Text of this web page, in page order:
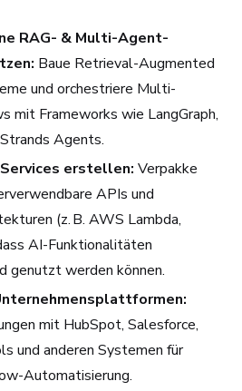
RAG- & Multi-Agent-
Baue Retrieval-Augmented
und orchestriere Multi-
mit Frameworks wie LangGraph,
Agents.
erstellen: Verpakke
APIs und
(z. B. AWS Lambda,
AI-Funktionalitäten
genutzt werden können.
mit HubSpot, Salesforce,
und anderen Systemen für
Automatisierung.